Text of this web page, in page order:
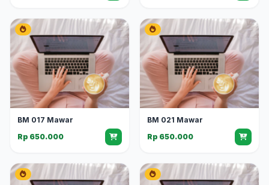
BM 017 Mawar
Rp 650.000
BM 021 Mawar
Rp 650.000